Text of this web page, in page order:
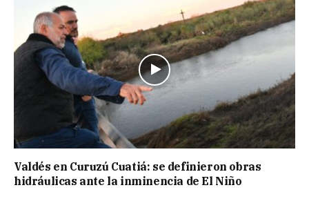
Valdés en Curuzú Cuatiá: se definieron obras
hidráulicas ante la inminencia de El Niño